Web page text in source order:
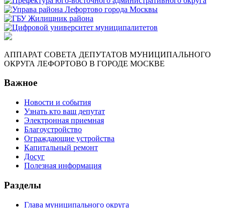
АППАРАТ СОВЕТА ДЕПУТАТОВ МУНИЦИПАЛЬНОГО
ОКРУГА ЛЕФОРТОВО В ГОРОДЕ МОСКВЕ
Важное
Новости и события
Узнать кто ваш депутат
Электронная приемная
Благоустройство
Ограждающие устройства
Капитальный ремонт
Досуг
Полезная информация
Разделы
Глава муниципального округа